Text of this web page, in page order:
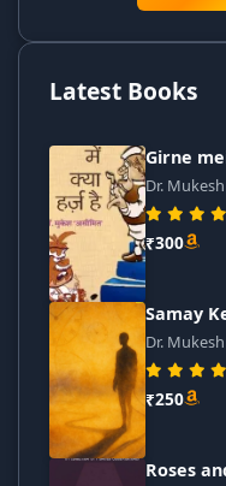
Latest Books
Girne
Dr.
₹300
Samay
Dr.
₹250
Roses